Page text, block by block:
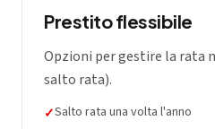
Prestito flessibile
Opzioni per gestire la rata
salto rata).
✓Salto rata una volta l'anno